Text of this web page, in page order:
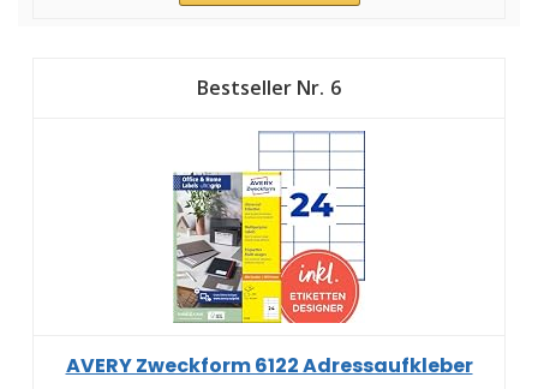
6
AVERY Zweckform 6122 Adressaufkleber